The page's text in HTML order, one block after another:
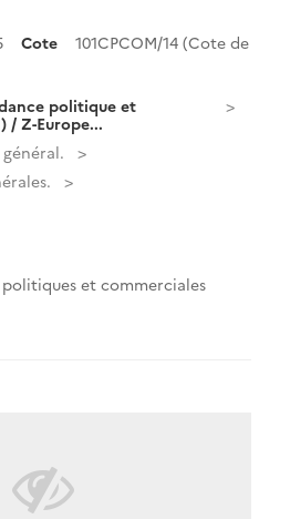
Cote
101CPCOM/14 (Cote de
politique et
/ Z-Europe...
et commerciales